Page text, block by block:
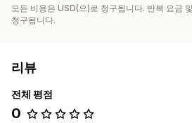
모든 비용은 USD(으)로 청구됩니다. 반복 요금
청구됩니다.
리뷰
전체 평점
0